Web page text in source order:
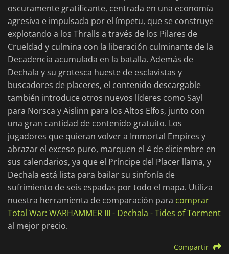
oscuramente gratificante, centrada en una economía
agresiva e impulsada por el ímpetu, que se construye
explotando a los Thralls a través de los Pilares de
Crueldad y culmina con la liberación culminante de la
Decadencia acumulada en la batalla. Además de
Dechala y su grotesca hueste de esclavistas y
buscadores de placeres, el contenido descargable
también introduce otros nuevos líderes como Sayl
para Norsca y Aislinn para los Altos Elfos, junto con
una gran cantidad de contenido gratuito. Los
jugadores que quieran volver a Immortal Empires y
abrazar el exceso puro, marquen el 4 de diciembre en
sus calendarios, ya que el Príncipe del Placer llama, y
Dechala está lista para bailar su sinfonía de
sufrimiento de seis espadas por todo el mapa. Utiliza
nuestra herramienta de comparación para comprar
Total War: WARHAMMER III - Dechala - Tides of Torment
al mejor precio.
Compartir